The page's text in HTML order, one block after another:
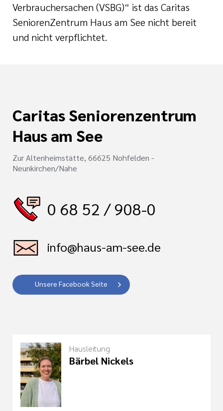
Verbrauchersachen (VSBG)“ ist das Caritas
SeniorenZentrum Haus am See nicht bereit
und nicht verpflichtet.
Caritas Seniorenzentrum
Haus am See
Zur Altenheimstätte, 66625 Nohfelden -
Neunkirchen/Nahe
0 68 52 / 908-0
info@haus-am-see.de
Unsere Facebook Seite
Hausleitung
Bärbel Nickels